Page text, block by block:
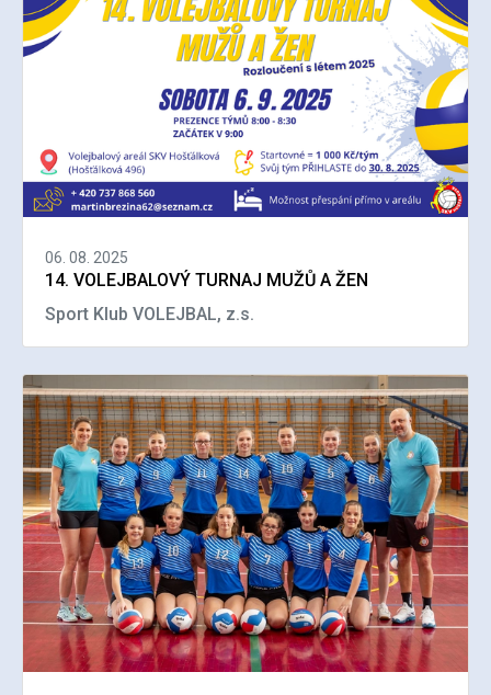
06. 08. 2025
14. VOLEJBALOVÝ TURNAJ MUŽŮ A ŽEN
Sport Klub VOLEJBAL, z.s.